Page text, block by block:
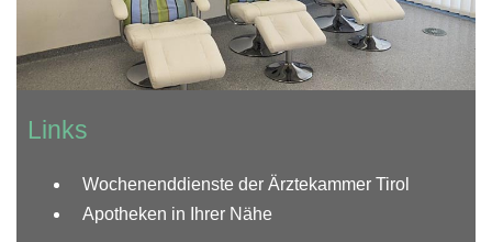
Links
Wochenenddienste der Ärztekammer Tirol
Apotheken in Ihrer Nähe